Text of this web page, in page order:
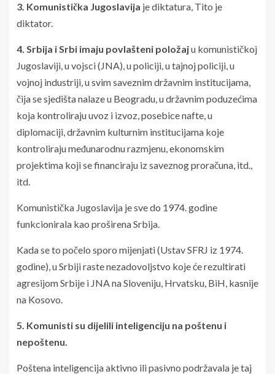
3. Komunistička Jugoslavija je diktatura, Tito je
diktator.
4. Srbija i Srbi imaju povlašteni položaju komunističkoj
Jugoslaviji, u vojsci (JNA), u policiji, u tajnoj policiji, u
vojnoj industriji, u svim saveznim državnim institucijama,
čija se sjedišta nalaze u Beogradu, u državnim poduzećima
koja kontroliraju uvoz i izvoz, posebice nafte, u
diplomaciji, državnim kulturnim institucijama koje
kontroliraju međunarodnu razmjenu, ekonomskim
projektima koji se financiraju iz saveznog proračuna, itd.,
itd.
Komunistička Jugoslavija je sve do 1974. godine
funkcionirala kao proširena Srbija.
Kada se to počelo sporo mijenjati (Ustav SFRJ iz 1974.
godine), u Srbiji raste nezadovoljstvo koje će rezultirati
agresijom Srbije i JNA na Sloveniju, Hrvatsku, BiH, kasnije
na Kosovo.
5. Komunisti su dijelili inteligenciju na poštenu i
nepoštenu.
Poštena inteligencija aktivno ili pasivno podržavala je taj